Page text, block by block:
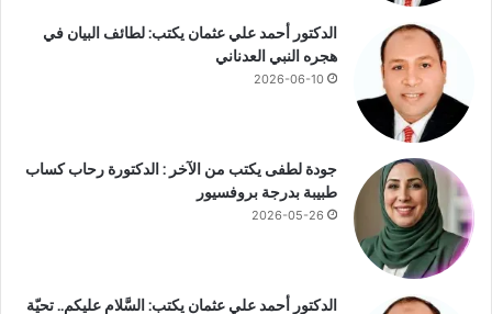
الدكتور أحمد علي عثمان يكتب: لطائف البيان في
هجره النبي العدناني
2026-06-10
جودة لطفى يكتب من الآخر : الدكتورة رحاب كساب
طبيبة بدرجة بروفسيور
2026-05-26
الدكتور أحمد علي عثمان يكتب: السَّلام عليكم.. تحيّة